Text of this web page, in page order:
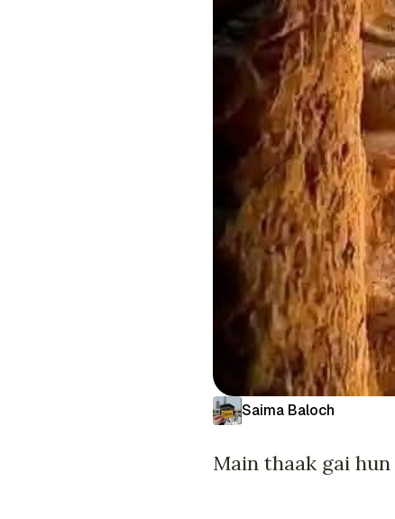
Saima Baloch
Main thaak gai